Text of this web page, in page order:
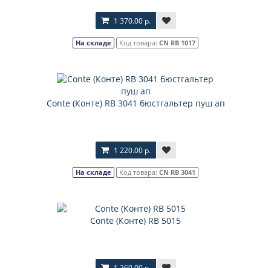
1 370.00 р.
На складе Код товара: CN RB 1017
Соnte (Конте) RB 3041 бюстгальтер пуш ап
1 220.00 р.
На складе Код товара: CN RB 3041
Соnte (Конте) RB 5015